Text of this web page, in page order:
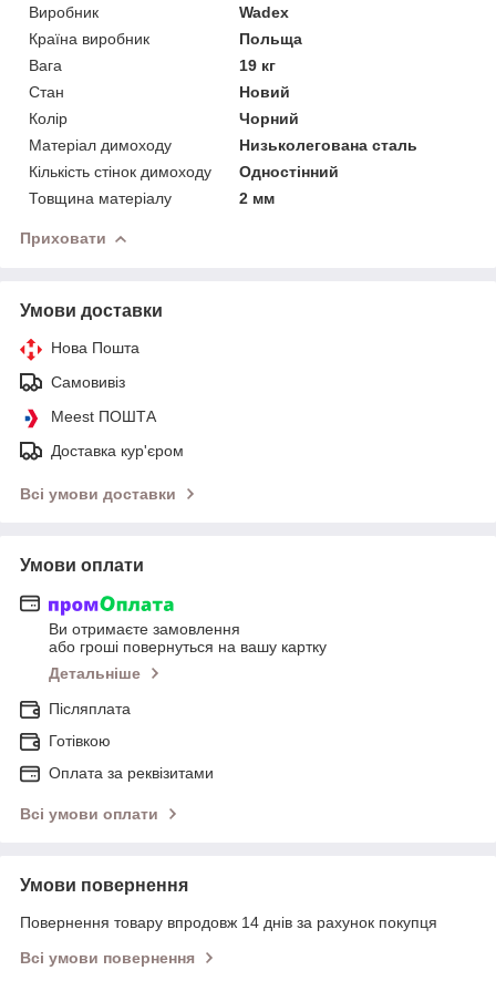
Виробник
Wadex
Країна виробник
Польща
Вага
19 кг
Стан
Новий
Колір
Чорний
Матеріал димоходу
Низьколегована сталь
Кількість стінок димоходу
Одностінний
Товщина матеріалу
2 мм
Приховати
Умови доставки
Нова Пошта
Самовивіз
Meest ПОШТА
Доставка кур'єром
Всі умови доставки
Умови оплати
Ви отримаєте замовлення
або гроші повернуться на вашу картку
Детальніше
Післяплата
Готівкою
Оплата за реквізитами
Всі умови оплати
Умови повернення
Повернення товару впродовж 14 днів за рахунок покупця
Всі умови повернення